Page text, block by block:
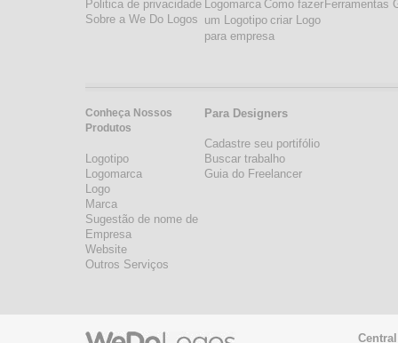
Politica de privacidade
Sobre a We Do Logos
Conheça Nossos
Produtos
Logotipo
Logomarca
Logo
Marca
Sugestão de nome de
Empresa
Website
Outros Serviços
Logomarca Como fazer
um Logotipo criar Logo
para empresa
Para Designers
Cadastre seu portifólio
Buscar trabalho
Guia do Freelancer
Ferramentas